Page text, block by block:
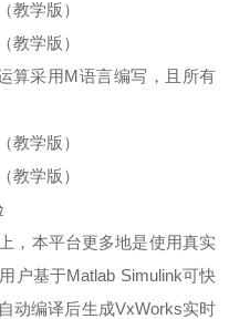
算采用M语言编写，且所有
，本平台更多地是使用真实
户基于Matlab Simulink可快
动编译后生成VxWorks实时